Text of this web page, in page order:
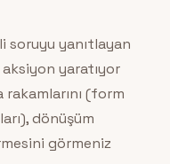
soruyu yanıtlayan
yaratıyor
(form
dönüşüm
görmeniz